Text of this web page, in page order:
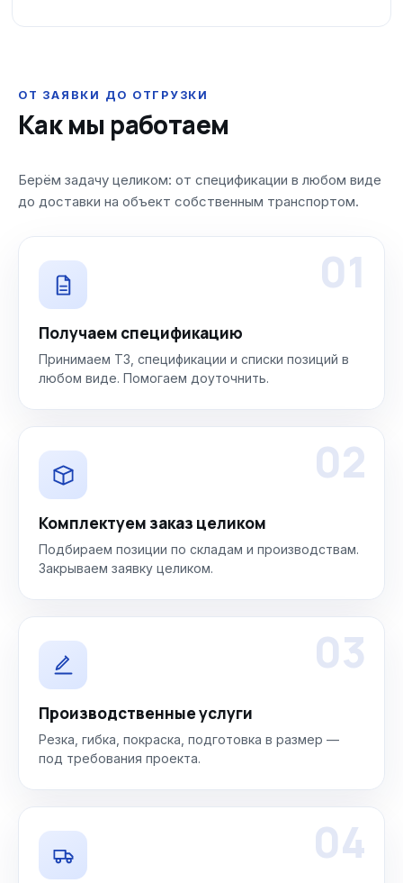
ОТ ЗАЯВКИ ДО ОТГРУЗКИ
Как мы работаем
Берём задачу целиком: от спецификации в любом виде
до доставки на объект собственным транспортом.
01
Получаем спецификацию
Принимаем ТЗ, спецификации и списки позиций в
любом виде. Помогаем доуточнить.
02
Комплектуем заказ целиком
Подбираем позиции по складам и производствам.
Закрываем заявку целиком.
03
Производственные услуги
Резка, гибка, покраска, подготовка в размер —
под требования проекта.
04